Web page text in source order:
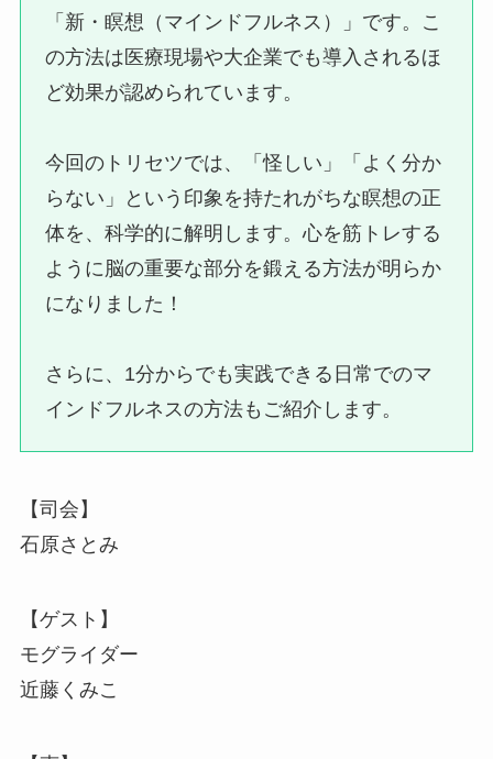
「新・瞑想（マインドフルネス）」です。こ
の方法は医療現場や大企業でも導入されるほ
ど効果が認められています。
今回のトリセツでは、「怪しい」「よく分か
らない」という印象を持たれがちな瞑想の正
体を、科学的に解明します。心を筋トレする
ように脳の重要な部分を鍛える方法が明らか
になりました！
さらに、1分からでも実践できる日常でのマ
インドフルネスの方法もご紹介します。
【司会】
石原さとみ
【ゲスト】
モグライダー
近藤くみこ